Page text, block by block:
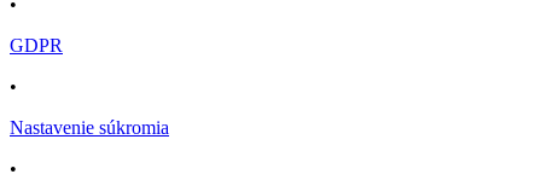
GDPR
•
Nastavenie súkromia
•